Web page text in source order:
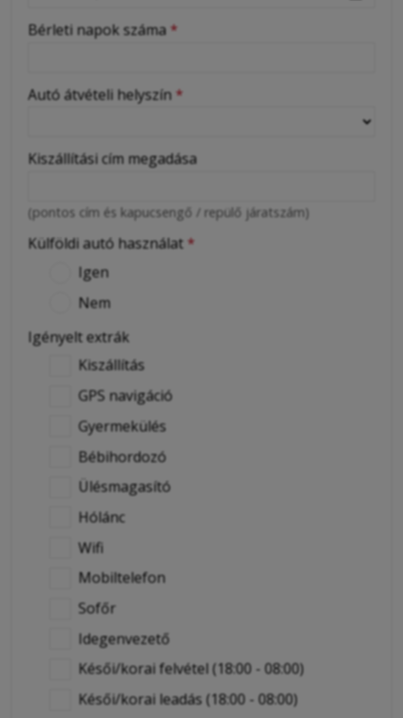
Bérleti napok száma *
Autó átvételi helyszín *
Kiszállítási cím megadása
(pontos cím és kapucsengő / repülő járatszám)
Külföldi autó használat *
Igen
Nem
Igényelt extrák
Kiszállítás
GPS navigáció
Gyermekülés
Bébihordozó
Ülésmagasító
Hólánc
Wifi
Mobiltelefon
Sofőr
Idegenvezető
Késői/korai felvétel (18:00 - 08:00)
Késői/korai leadás (18:00 - 08:00)